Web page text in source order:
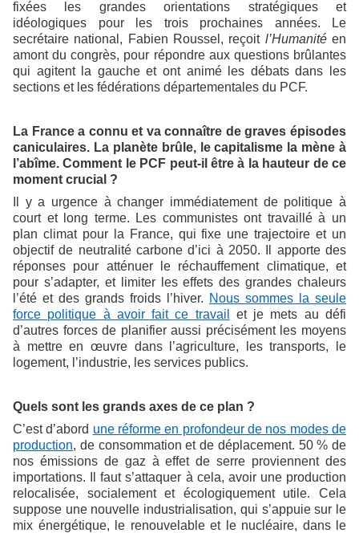
fixées les grandes orientations stratégiques et
idéologiques pour les trois prochaines années. Le
secrétaire national, Fabien Roussel, reçoit l’Humanitéen
amont du congrès, pour répondre aux questions brûlantes
qui agitent la gauche et ont animé les débats dans les
sections et les fédérations départementales du PCF.
La France a connu et va connaître de graves épisodes
caniculaires. La planète brûle, le capitalisme la mène à
l’abîme. Comment le PCF peut-il être à la hauteur de ce
moment crucial ?
Il y a urgence à changer immédiatement de politique à
court et long terme. Les communistes ont travaillé à un
plan climat pour la France, qui fixe une trajectoire et un
objectif de neutralité carbone d’ici à 2050. Il apporte des
réponses pour atténuer le réchauffement climatique, et
pour s’adapter, et limiter les effets des grandes chaleurs
l’été et des grands froids l’hiver. Nous sommes la seule
force politique à avoir fait ce travail
et je mets au défi
d’autres forces de planifier aussi précisément les moyens
à mettre en œuvre dans l’agriculture, les transports, le
logement, l’industrie, les services publics.
Quels sont les grands axes de ce plan ?
C’est d’abord une réforme en profondeur de nos modes de
production, de consommation et de déplacement. 50 % de
nos émissions de gaz à effet de serre proviennent des
importations. Il faut s’attaquer à cela, avoir une production
relocalisée, socialement et écologiquement utile. Cela
suppose une nouvelle industrialisation, qui s’appuie sur le
mix énergétique, le renouvelable et le nucléaire, dans le